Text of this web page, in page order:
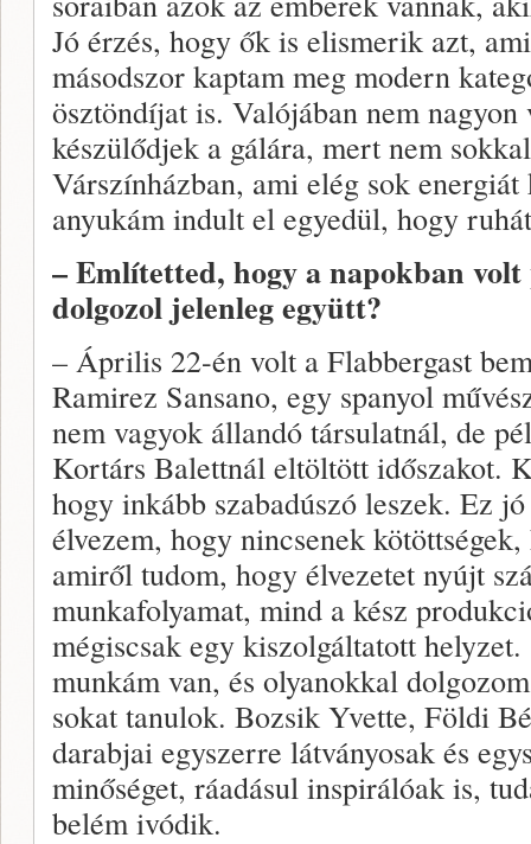
Jó érzés, hogy ők is elismerik azt,
másodszor kaptam meg modern
ösztöndíjat is. Valójában nem
készülődjek a gálára, mert nem
Várszínházban, ami elég sok
anyukám indult el egyedül, hogy
– Említetted, hogy a napokban
dolgozol jelenleg együtt?
– Április 22-én volt a Flabbergast
Ramirez Sansano, egy spanyol
nem vagyok állandó társulatnál, de
Kortárs Balettnál eltöltött időszakot.
hogy inkább szabadúszó leszek. Ez
élvezem, hogy nincsenek
amiről tudom, hogy élvezetet nyújt
munkafolyamat, mind a kész
mégiscsak egy kiszolgáltatott
munkám van, és olyanokkal
sokat tanulok. Bozsik Yvette, Földi
darabjai egyszerre látványosak és
minőséget, ráadásul inspirálóak is,
belém ivódik.